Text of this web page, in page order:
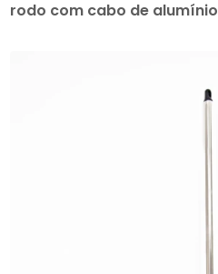
rodo com cabo de alumínio